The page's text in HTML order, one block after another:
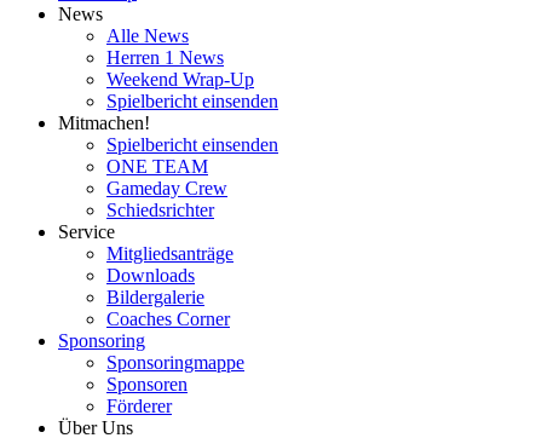
News
Alle News
Herren 1 News
Weekend Wrap-Up
Spielbericht einsenden
Mitmachen!
Spielbericht einsenden
ONE TEAM
Gameday Crew
Schiedsrichter
Service
Mitgliedsanträge
Downloads
Bildergalerie
Coaches Corner
Sponsoring
Sponsoringmappe
Sponsoren
Förderer
Über Uns